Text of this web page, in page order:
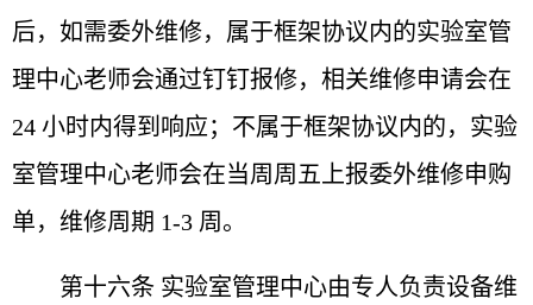
后，如需委外维修，属于框架协议内的实验室管
理中心老师会通过钉钉报修，相关维修申请会在
24 小时内得到响应；不属于框架协议内的，实验
室管理中心老师会在当周周五上报委外维修申购
单，维修周期 1-3 周。
第十六条 实验室管理中心由专人负责设备维